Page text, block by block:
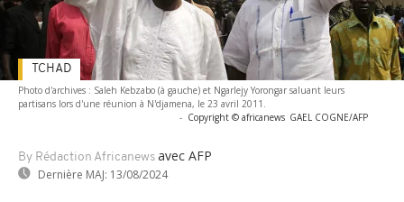
Photo d'archives : Saleh Kebzabo (à gauche) et Ngarlejy Yorongar saluant leurs
partisans lors d'une réunion à N'djamena, le 23 avril 2011.
- Copyright © africanews GAEL COGNE/AFP
By Rédaction Africanews avec AFP
Dernière MAJ: 13/08/2024
TCHAD